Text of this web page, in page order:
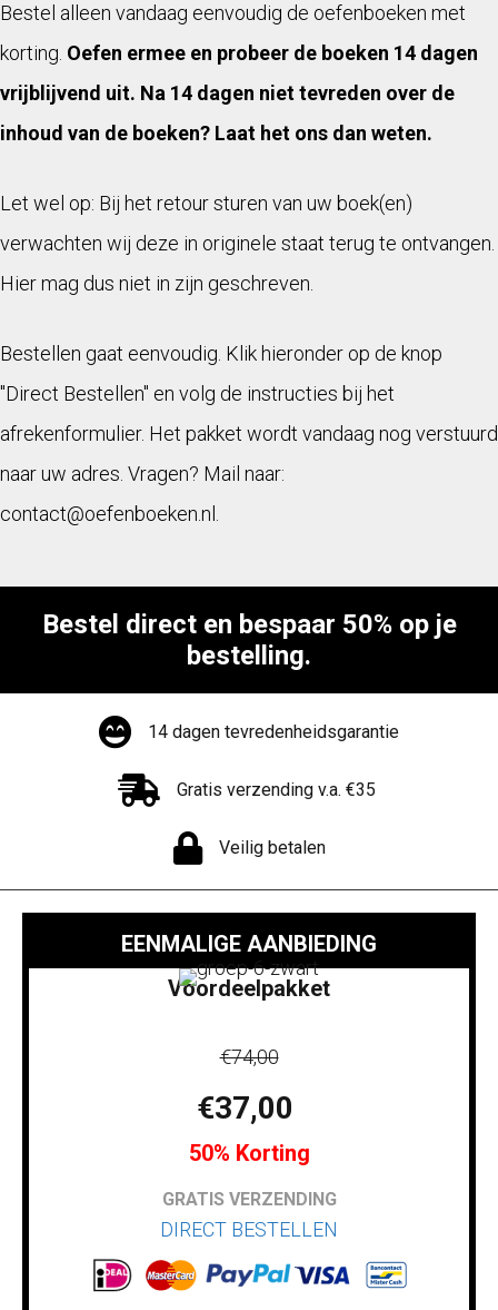
Bestel alleen vandaag eenvoudig de oefenboeken met
korting. Oefen ermee en probeer de boeken 14 dagen
vrijblijvend uit. Na 14 dagen niet tevreden over de
inhoud van de boeken? Laat het ons dan weten.
Let wel op: Bij het retour sturen van uw boek(en)
verwachten wij deze in originele staat terug te ontvangen.
Hier mag dus niet in zijn geschreven.
Bestellen gaat eenvoudig. Klik hieronder op de knop
"Direct Bestellen" en volg de instructies bij het
afrekenformulier. Het pakket wordt vandaag nog verstuurd
naar uw adres. Vragen? Mail naar:
contact@oefenboeken.nl.
Bestel direct en bespaar 50% op je
bestelling.
14 dagen tevredenheidsgarantie
Gratis verzending v.a. €35
Veilig betalen
EENMALIGE AANBIEDING
Voordeelpakket
€74,00
€37,00
50% Korting
GRATIS VERZENDING
DIRECT BESTELLEN